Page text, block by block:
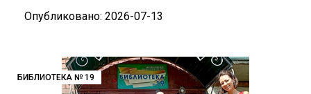
Опубликовано: 2026-07-13
БИБЛИОТЕКА № 19